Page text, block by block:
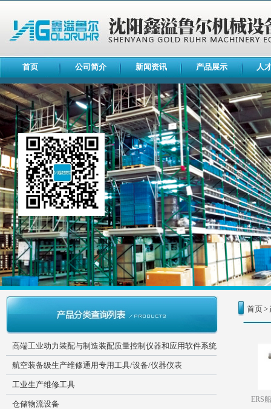
首页 公司简介 新闻资讯 产品展示 人
高端工业动力装配与制造装配质量控制仪器和应用软件系统
航空装备级生产维修通用专用工具/设备/仪器仪表
工业生产维修工具
仓储物流设备
首页>
ERS